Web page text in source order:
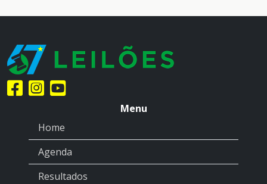
Menu
Home
Agenda
Resultados